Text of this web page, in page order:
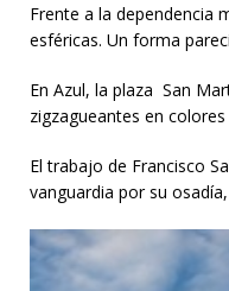
Frente a la dependencia
esféricas. Un forma
En Azul, la plaza San
zigzagueantes en
El trabajo de Francisco
vanguardia por su